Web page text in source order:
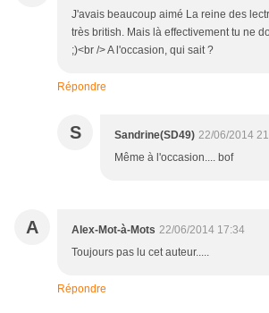
J'avais beaucoup aimé La reine des
très british. Mais là effectivement tu ne
;)<br /> A l'occasion, qui sait ?
Répondre
S Sandrine(SD49) 22/06/2014
Même à l'occasion.... bof
A Alex-Mot-à-Mots 22/06/2014 17:34
Toujours pas lu cet auteur.....
Répondre